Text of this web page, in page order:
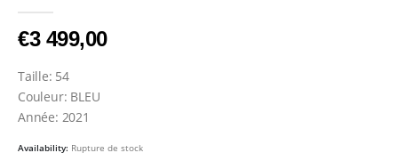
0Sur 5
€3 499,00
Taille: 54
Couleur: BLEU
Année: 2021
Availability: Rupture de stock